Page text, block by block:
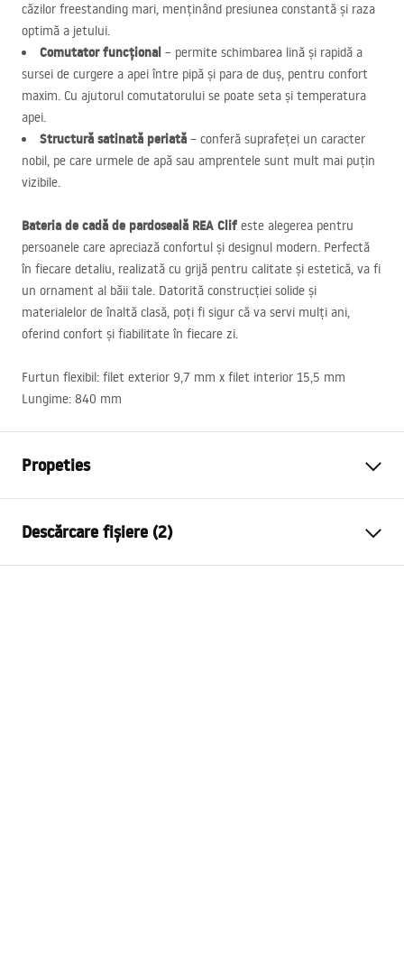
căzilor freestanding mari, menținând presiunea constantă și raza
optimă a jetului.
Comutator funcțional – permite schimbarea lină și rapidă a
sursei de curgere a apei între pipă și para de duș, pentru confort
maxim. Cu ajutorul comutatorului se poate seta și temperatura
apei.
Structură satinată periată – conferă suprafeței un caracter
nobil, pe care urmele de apă sau amprentele sunt mult mai puțin
vizibile.
Bateria de cadă de pardoseală REA Clif este alegerea pentru
persoanele care apreciază confortul și designul modern. Perfectă
în fiecare detaliu, realizată cu grijă pentru calitate și estetică, va fi
un ornament al băii tale. Datorită construcției solide și
materialelor de înaltă clasă, poți fi sigur că va servi mulți ani,
oferind confort și fiabilitate în fiecare zi.
Furtun flexibil: filet exterior 9,7 mm x filet interior 15,5 mm
Lungime: 840 mm
Propeties
Metodă de montaj
Culoare
Auriu periat
Descărcare fișiere (2)